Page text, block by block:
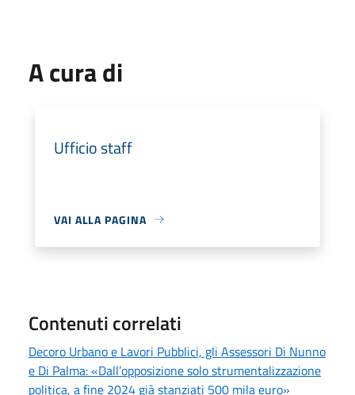
A cura di
Ufficio staff
VAI ALLA PAGINA
Contenuti correlati
Decoro Urbano e Lavori Pubblici, gli Assessori Di Nunno
e Di Palma: «Dall’opposizione solo strumentalizzazione
politica, a fine 2024 già stanziati 500 mila euro»